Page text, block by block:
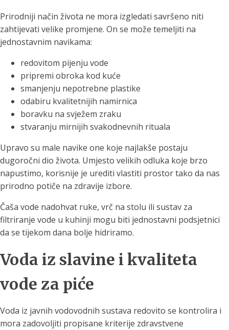
Prirodniji način života ne mora izgledati savršeno niti
zahtijevati velike promjene. On se može temeljiti na
jednostavnim navikama:
redovitom pijenju vode
pripremi obroka kod kuće
smanjenju nepotrebne plastike
odabiru kvalitetnijih namirnica
boravku na svježem zraku
stvaranju mirnijih svakodnevnih rituala
Upravo su male navike one koje najlakše postaju
dugoročni dio života. Umjesto velikih odluka koje brzo
napustimo, korisnije je urediti vlastiti prostor tako da nas
prirodno potiče na zdravije izbore.
Čaša vode nadohvat ruke, vrč na stolu ili sustav za
filtriranje vode u kuhinji mogu biti jednostavni podsjetnici
da se tijekom dana bolje hidriramo.
Voda iz slavine i kvaliteta
vode za piće
Voda iz javnih vodovodnih sustava redovito se kontrolira i
mora zadovoljiti propisane kriterije zdravstvene